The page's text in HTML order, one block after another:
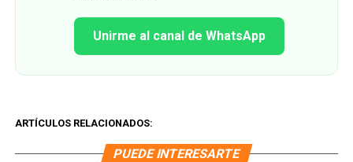
Unirme al canal de WhatsApp
ARTÍCULOS RELACIONADOS:
PUEDE INTERESARTE